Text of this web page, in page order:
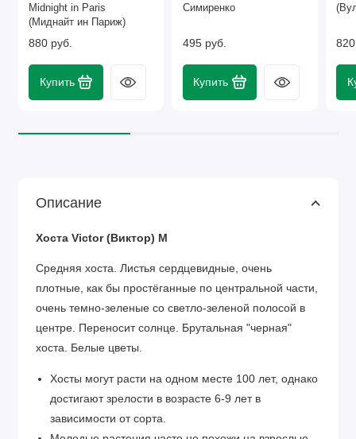
Midnight in Paris
(Миднайт ин Париж)
880 руб.
Купить
Симиренко
495 руб.
Купить
Описание
Хоста Victor (Виктор) М
Средняя хоста. Листья сердцевидные, очень
плотные, как бы простёганные по центральной части,
очень темно-зеленые со светло-зеленой полосой в
центре. Переносит солнце. Брутальная "черная"
хоста. Белые цветы.
Хосты могут расти на одном месте 100 лет, однако
достигают зрелости в возрасте 6-9 лет в
зависимости от сорта.